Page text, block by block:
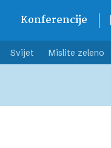
Konferencije
Svijet Mislite zeleno